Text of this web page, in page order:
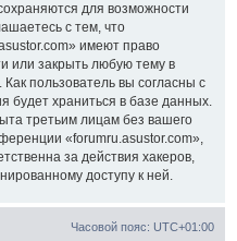
для возможности
с тем, что
имеют право
или закрыть любую тему в
пользователь вы согласны с
будет храниться в базе данных.
третьим лицам без вашего
«forumru.asustor.com»,
за действия хакеров,
доступу к ней.
Часовой пояс: UTC+01:00